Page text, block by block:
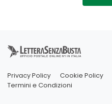
Privacy Policy Cookie Policy
Termini e Condizioni